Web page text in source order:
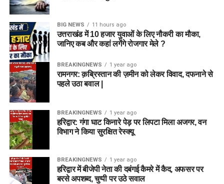
BIG NEWS 11 hours ago
उत्तराखंड में 10 हजार युवाओं के लिए नौकरी का मौका,
जानिए कब और कहां लगेंगे रोजगार मेले ?
BREAKINGNEWS 1 year ago
रामनगर: क़ब्रिस्तान की ज़मीन को लेकर विवाद, दफनाने से
पहले उठा बवाल |
BREAKINGNEWS 1 year ago
हरिद्वार: गंगा घाट किनारे पेड़ पर लिपटा मिला अजगर, वन
विभाग ने किया सुरक्षित रेस्क्यू
BREAKINGNEWS 1 year ago
हरिद्वार में बीजेपी नेता की दबंगई कैमरे में कैद, अफसर पर
बरसे अपशब्द, चुप्पी पर उठे सवाल